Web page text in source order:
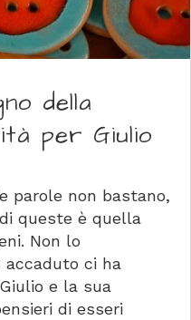
della
per Giulio
parole non bastano,
queste è quella
Non lo
accaduto ci ha
e la sua
di esseri